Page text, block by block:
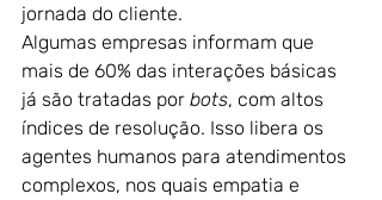
jornada do cliente.
Algumas empresas informam que
mais de 60% das interações básicas
já são tratadas por bots, com altos
índices de resolução. Isso libera os
agentes humanos para atendimentos
complexos, nos quais empatia e